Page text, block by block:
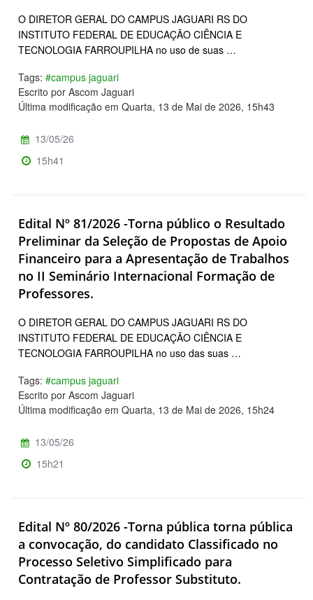
O DIRETOR GERAL DO CAMPUS JAGUARI RS DO
INSTITUTO FEDERAL DE EDUCAÇÃO CIÊNCIA E
TECNOLOGIA FARROUPILHA no uso de suas …
Tags: #campus jaguari
Escrito por Ascom Jaguari
Última modificação em Quarta, 13 de Mai de 2026, 15h43
13/05/26
15h41
Edital Nº 81/2026 -Torna público o Resultado
Preliminar da Seleção de Propostas de Apoio
Financeiro para a Apresentação de Trabalhos
no II Seminário Internacional Formação de
Professores.
O DIRETOR GERAL DO CAMPUS JAGUARI RS DO
INSTITUTO FEDERAL DE EDUCAÇÃO CIÊNCIA E
TECNOLOGIA FARROUPILHA no uso das suas …
Tags: #campus jaguari
Escrito por Ascom Jaguari
Última modificação em Quarta, 13 de Mai de 2026, 15h24
13/05/26
15h21
Edital Nº 80/2026 -Torna pública torna pública
a convocação, do candidato Classificado no
Processo Seletivo Simplificado para
Contratação de Professor Substituto.